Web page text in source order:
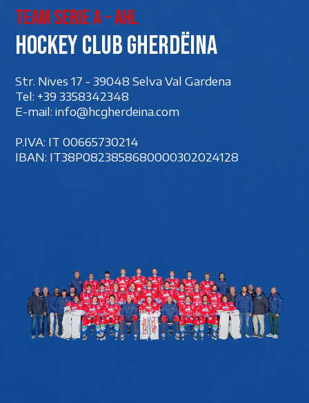
Team Serie A - AHL
Hockey club Gherdëina
Str. Nives 17 - 39048 Selva Val Gardena
Tel: +39 3358342348
E-mail: info@hcgherdeina.com
P.IVA: IT 00‍665730214
IBAN: IT38P0823858680000302024128